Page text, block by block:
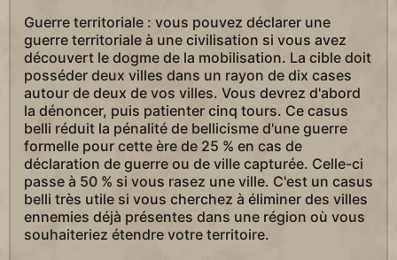
Guerre territoriale : vous pouvez déclarer une
guerre territoriale à une civilisation si vous avez
découvert le dogme de la mobilisation. La cible doit
posséder deux villes dans un rayon de dix cases
autour de deux de vos villes. Vous devrez d'abord
la dénoncer, puis patienter cinq tours. Ce casus
belli réduit la pénalité de bellicisme d'une guerre
formelle pour cette ère de 25 % en cas de
déclaration de guerre ou de ville capturée. Celle-ci
passe à 50 % si vous rasez une ville. C'est un casus
belli très utile si vous cherchez à éliminer des villes
ennemies déjà présentes dans une région où vous
souhaiteriez étendre votre territoire.